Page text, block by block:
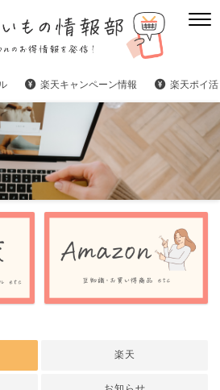
楽天キャンペーン情報 楽天ポイ活
楽天